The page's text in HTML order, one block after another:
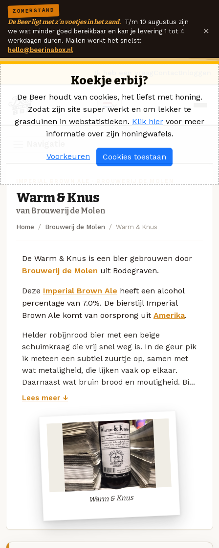
ZOMERSTAND
De Beer ligt met z'n voetjes in het zand. T/m 10 augustus zijn
we wat minder goed bereikbaar en kan je levering 1 tot 4
werkdagen duren. Mailen werkt het snelst:
hello@beerinabox.nl
×
Warm & Knus
van Brouwerij de Molen
Home Brouwerij de Molen Warm & Knus
De Warm & Knus is een bier gebrouwen door
Brouwerij de Molen uit Bodegraven.
Deze Imperial Brown Ale heeft een alcohol
percentage van 7.0%. De bierstijl Imperial
Brown Ale komt van oorsprong uit Amerika.
Helder robijnrood bier met een beige
schuimkraag die vrij snel weg is. In de geur pik
ik meteen een subtiel zuurtje op, samen met
wat metaligheid, die lijken vaak op elkaar.
Daarnaast wat bruin brood en moutigheid. Bi...
Lees meer ↓
Warm & Knus
Koekje erbij?
De Beer houdt van cookies, het liefst met honing.
Zodat zijn site super werkt en om lekker te
grasduinen in webstatistieken. Klik hier voor meer
informatie over zijn honingwafels.
Voorkeuren Cookies toestaan